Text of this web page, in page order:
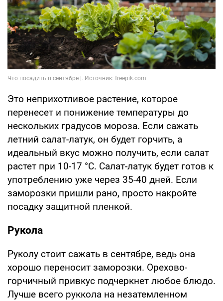
Это неприхотливое растение, которое
перенесет и понижение температуры до
нескольких градусов мороза. Если сажать
летний салат-латук, он будет горчить, а
идеальный вкус можно получить, если салат
растет при 10-17 °C. Салат-латук будет готов к
употреблению уже через 35-40 дней. Если
заморозки пришли рано, просто накройте
посадку защитной пленкой.
Рукола
Руколу стоит сажать в сентябре, ведь она
хорошо переносит заморозки. Орехово-
горчичный привкус подчеркнет любое блюдо.
Лучше всего руккола на незатемленном